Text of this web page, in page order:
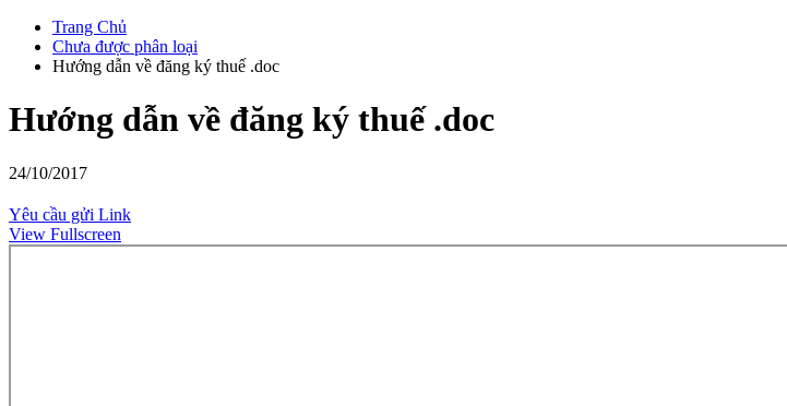
Trang Chủ
Chưa được phân loại
Hướng dẫn về đăng ký thuế .doc
Hướng dẫn về đăng ký thuế .doc
24/10/2017
Yêu cầu gửi Link
View Fullscreen